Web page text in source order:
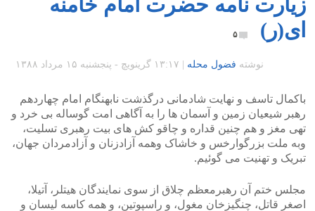
ای(ر)
۵
نوشته فضول محله ۱۳:۱۷ گرينويچ - پنجشنبه ۱۵ مرداد ۱۳۸۸
باکمال تاسف و نهایت شادمانی درگذشت نابهنگام امام چهاردهم
رهبر شیعیان زمین و آسمان ها را به آگاهی امت گوساله بی خرد و
تهی مغز و هم چنین قداره و چاقو کش های بیت رهبری تسلیت،
وبه ملت بزرگوارخس و خاشاک وهمه آزادزنان و آزادمردان جهان،
تبریک و تهنیت می گوئیم.
مجلس ختم آن رهبرمعظم چلاق از سوی نمایندگان هیتلر، آتیلا،
اصغر قاتل، چنگیزخان مغول، و راسپوتین، و همه کاسه لیسان و